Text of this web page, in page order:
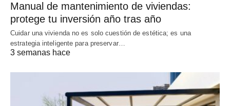
Manual de mantenimiento de viviendas:
protege tu inversión año tras año
Cuidar una vivienda no es solo cuestión de estética; es una
estrategia inteligente para preservar…
3 semanas hace